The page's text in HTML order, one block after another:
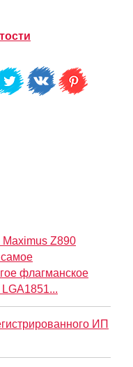
Maximus Z890
самое
флагманское
ИП